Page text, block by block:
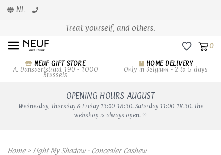
NL
Treat yourself, and others.
0
NEUF GIFT STORE
A. Dansaertstraat 190 - 1000
Brussels
HOME DELIVERY
Only in Belgium - 2 to 5 days
OPENING HOURS AUGUST
Wednesday, Thursday & Friday 13:00-18:30. Saturday 11:00-18:30. The
webshop is always open. ♡
Home> Light My Shadow - Concealer Cashew